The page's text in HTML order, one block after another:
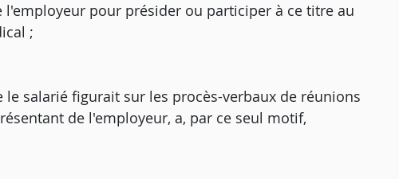
pour présider ou participer à ce titre au
;
salarié figurait sur les procès-verbaux de réunions
de l'employeur, a, par ce seul motif,